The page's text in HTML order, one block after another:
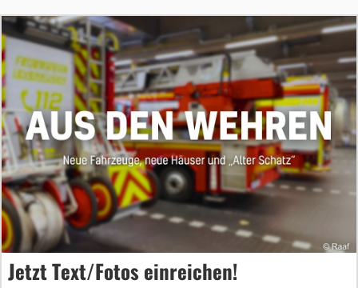
Jetzt Text/Fotos einreichen!